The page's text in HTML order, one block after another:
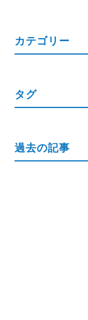
カテゴリー
タグ
過去の記事